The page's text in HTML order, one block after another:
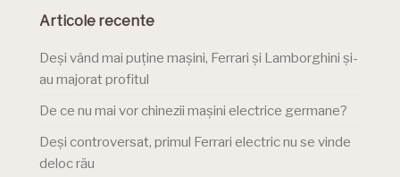
Articole recente
Deși vând mai puține mașini, Ferrari și Lamborghini și-
au majorat profitul
De ce nu mai vor chinezii mașini electrice germane?
Deși controversat, primul Ferrari electric nu se vinde
deloc rău